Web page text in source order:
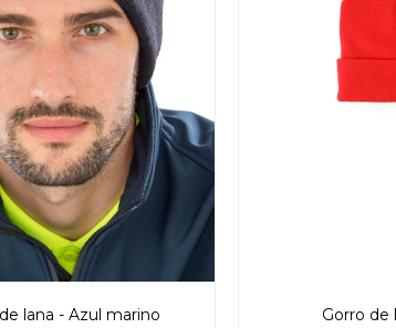
lana - Azul marino Gorro de